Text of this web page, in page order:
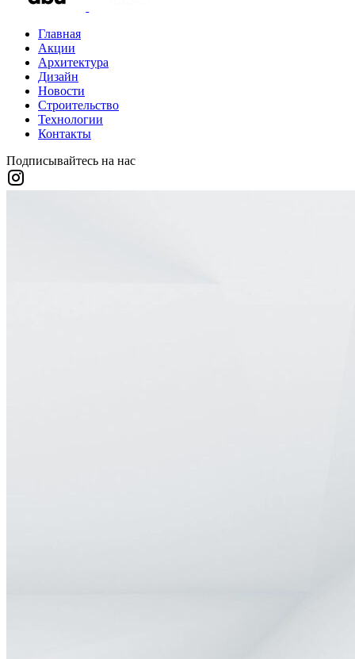
Главная
Акции
Архитектура
Дизайн
Новости
Строительство
Технологии
Контакты
Подписывайтесь на нас